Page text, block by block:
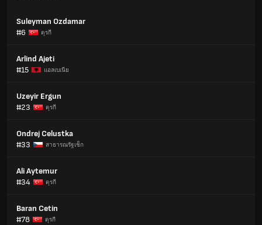
Suleyman Ozdamar
#6
ตุรกี
Arlind Ajeti
#15
แอลเบเนีย
Uzeyir Ergun
#23
ตุรกี
Ondrej Celustka
#33
สาธารณรัฐเช็ก
Ali Aytemur
#34
ตุรกี
Baran Cetin
#78
ตุรกี